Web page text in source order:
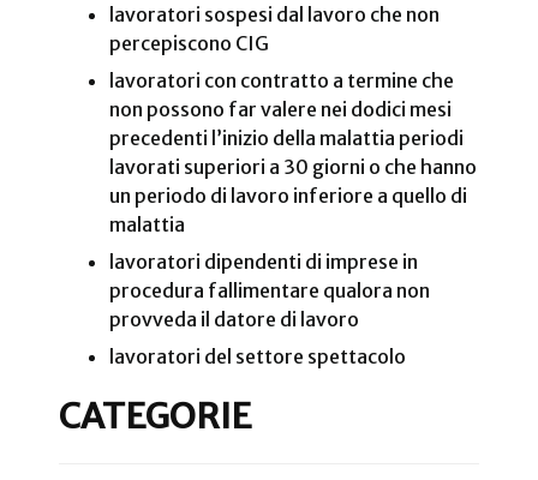
lavoratori sospesi dal lavoro che non
percepiscono CIG
lavoratori con contratto a termine che
non possono far valere nei dodici mesi
precedenti l’inizio della malattia periodi
lavorati superiori a 30 giorni o che hanno
un periodo di lavoro inferiore a quello di
malattia
lavoratori dipendenti di imprese in
procedura fallimentare qualora non
provveda il datore di lavoro
lavoratori del settore spettacolo
CATEGORIE